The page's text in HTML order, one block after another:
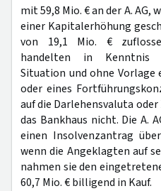
mit 59,8 Mio. € an der A. AG,
einer Kapitalerhöhung
von 19,1 Mio. €
handelten in Kenntnis
Situation und ohne Vorlage
oder eines
auf die Darlehensvaluta
das Bankhaus nicht. Die A.
einen Insolvenzantrag
wenn die Angeklagten auf
nahmen sie den
60,7 Mio. € billigend in Kauf.